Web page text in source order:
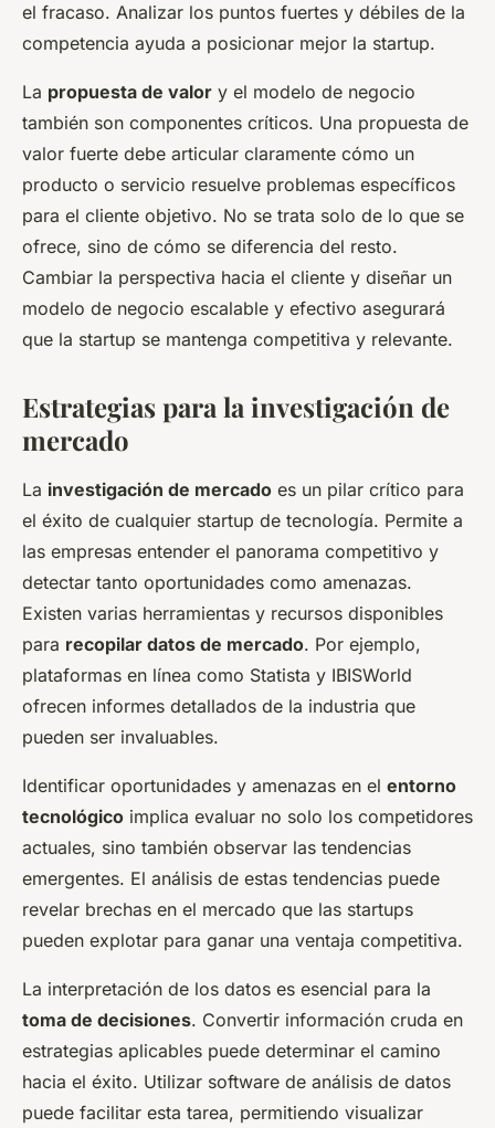
el fracaso. Analizar los puntos fuertes y débiles de la
competencia ayuda a posicionar mejor la startup.
La propuesta de valor y el modelo de negocio
también son componentes críticos. Una propuesta de
valor fuerte debe articular claramente cómo un
producto o servicio resuelve problemas específicos
para el cliente objetivo. No se trata solo de lo que se
ofrece, sino de cómo se diferencia del resto.
Cambiar la perspectiva hacia el cliente y diseñar un
modelo de negocio escalable y efectivo asegurará
que la startup se mantenga competitiva y relevante.
Estrategias para la investigación de
mercado
La investigación de mercado es un pilar crítico para
el éxito de cualquier startup de tecnología. Permite a
las empresas entender el panorama competitivo y
detectar tanto oportunidades como amenazas.
Existen varias herramientas y recursos disponibles
para recopilar datos de mercado. Por ejemplo,
plataformas en línea como Statista y IBISWorld
ofrecen informes detallados de la industria que
pueden ser invaluables.
Identificar oportunidades y amenazas en el entorno
tecnológico implica evaluar no solo los competidores
actuales, sino también observar las tendencias
emergentes. El análisis de estas tendencias puede
revelar brechas en el mercado que las startups
pueden explotar para ganar una ventaja competitiva.
La interpretación de los datos es esencial para la
toma de decisiones. Convertir información cruda en
estrategias aplicables puede determinar el camino
hacia el éxito. Utilizar software de análisis de datos
puede facilitar esta tarea, permitiendo visualizar